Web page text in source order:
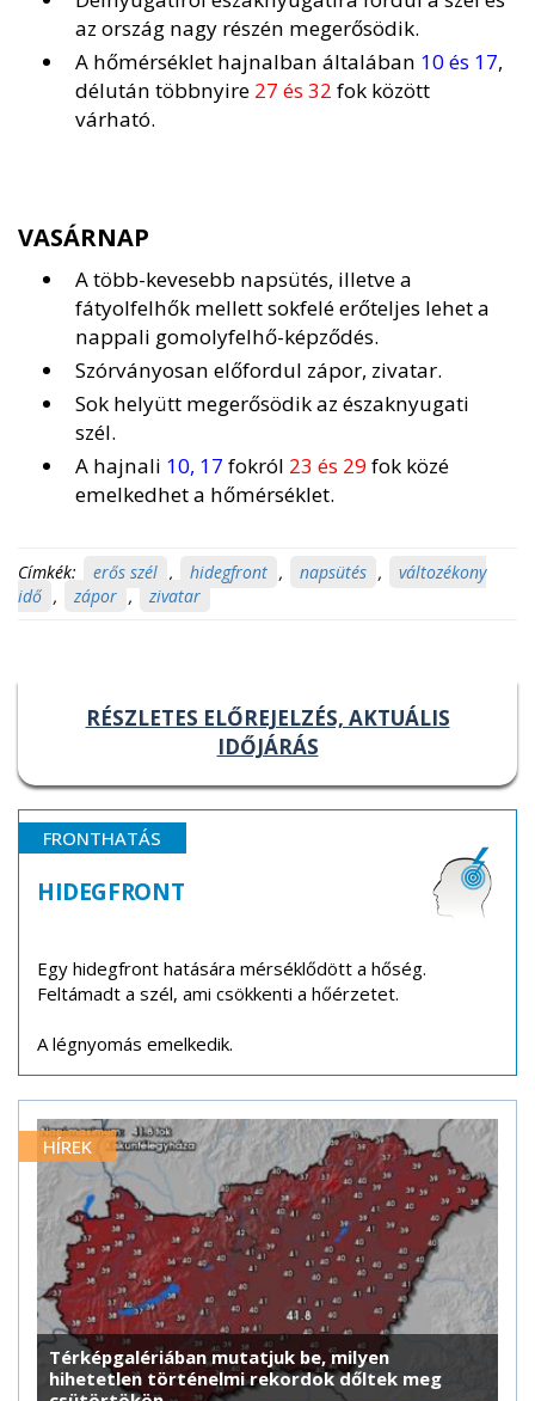
az ország nagy részén megerősödik.
A hőmérséklet hajnalban általában 10 és 17,
délután többnyire 27 és 32 fok között
várható.
VASÁRNAP
A több-kevesebb napsütés, illetve a
fátyolfelhők mellett sokfelé erőteljes lehet a
nappali gomolyfelhő-képződés.
Szórványosan előfordul zápor, zivatar.
Sok helyütt megerősödik az északnyugati
szél.
A hajnali 10, 17 fokról 23 és 29fok közé
emelkedhet a hőmérséklet.
Címkék: erős szél , hidegfront , napsütés ,
változékony
idő , zápor , zivatar
RÉSZLETES ELŐREJELZÉS, AKTUÁLIS
IDŐJÁRÁS
FRONTHATÁS
HIDEGFRONT
Egy hidegfront hatására mérséklődött a hőség.
Feltámadt a szél, ami csökkenti a hőérzetet.
A légnyomás emelkedik.
HÍREK
Térképgalériában mutatjuk be, milyen
hihetetlen történelmi rekordok dőltek meg